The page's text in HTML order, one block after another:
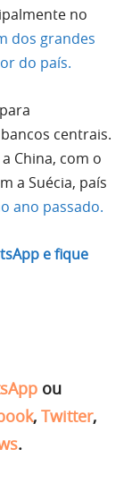
no
dos grandes
do país.
centrais.
China, com o
a Suécia, país
ano passado.
e fique
ou
, Twitter,
.